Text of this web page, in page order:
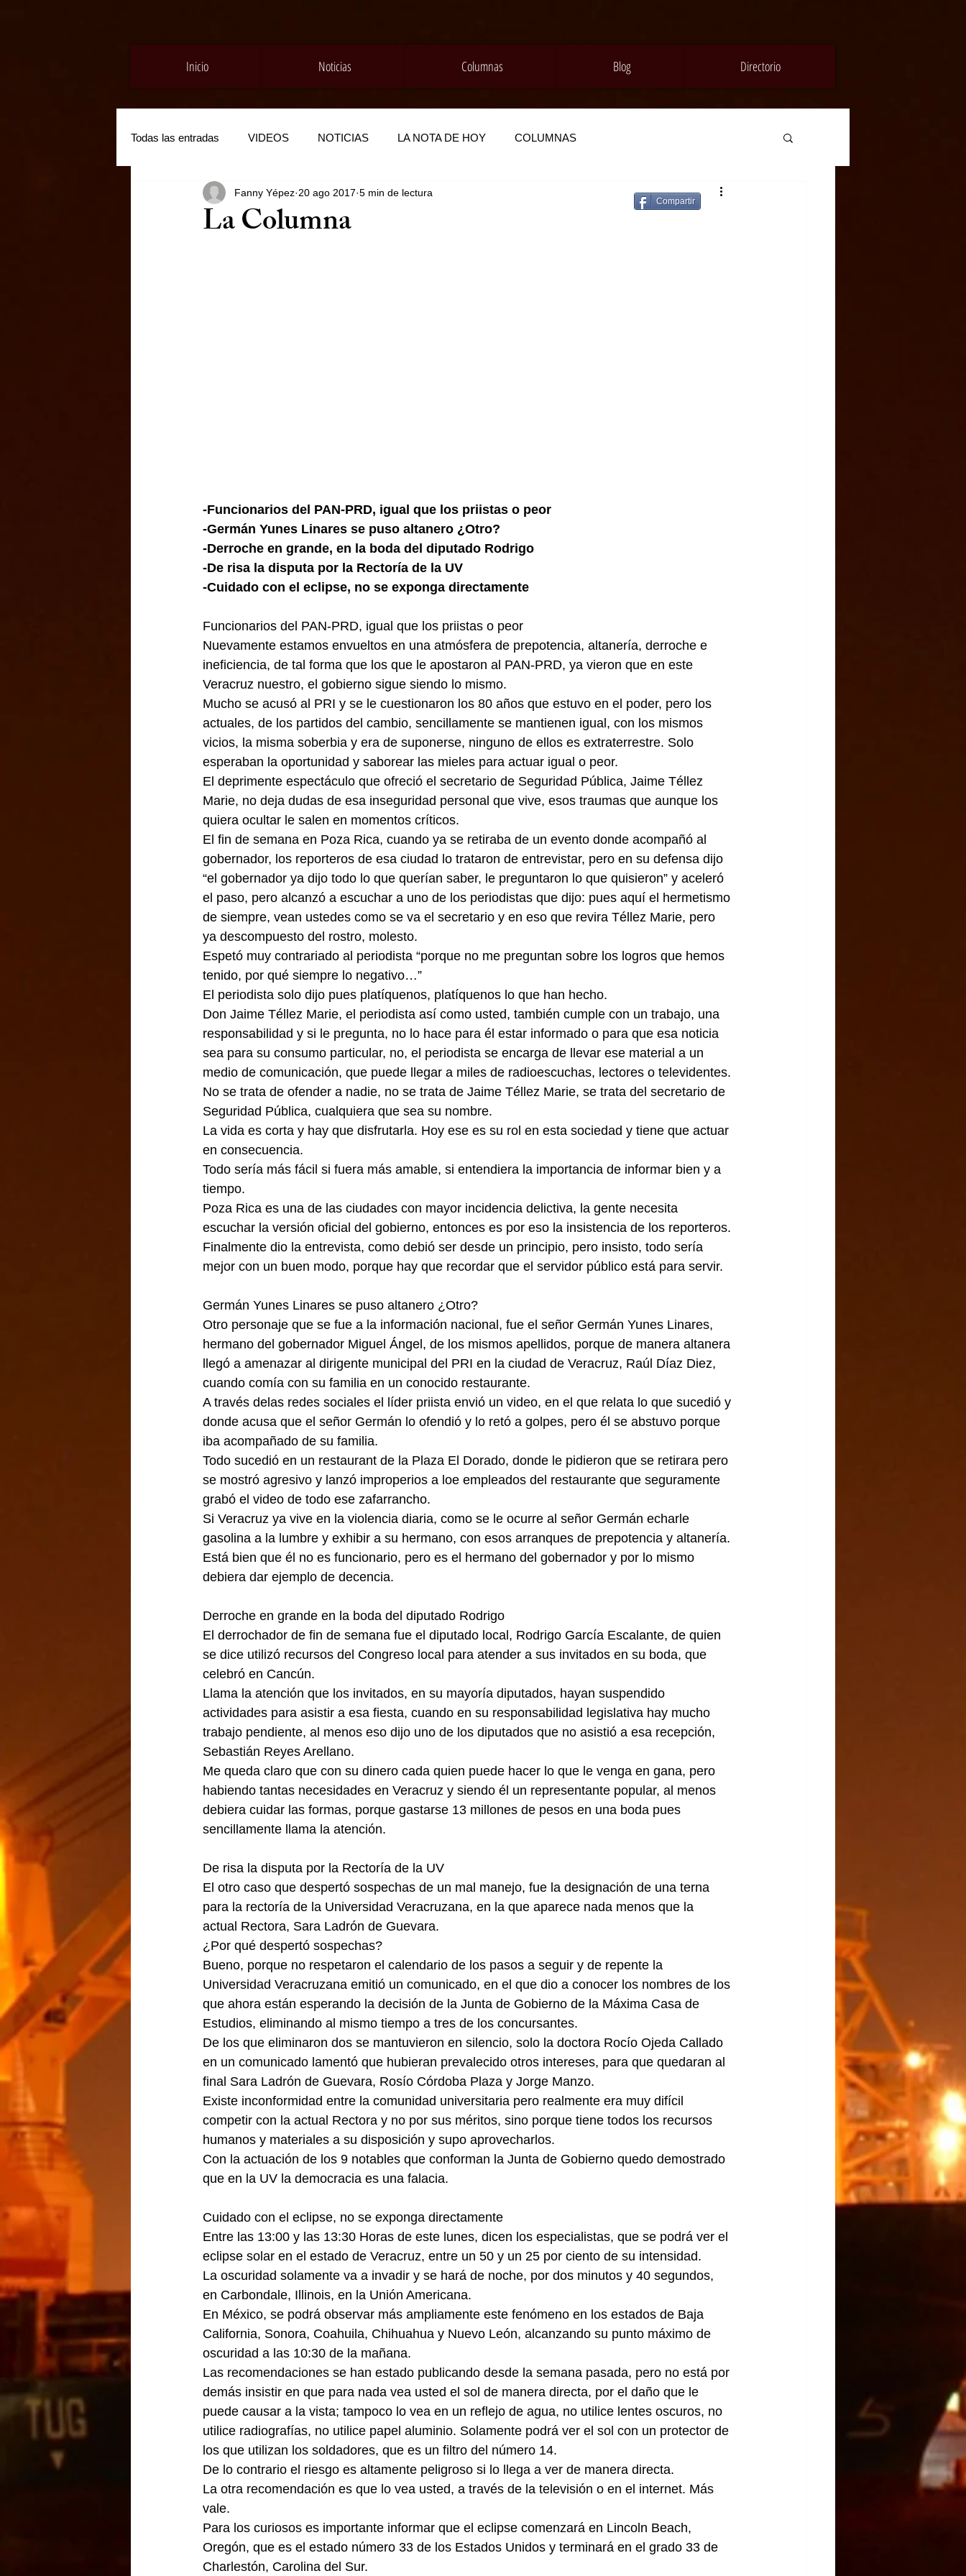
Inicio Noticias Columnas Blog Directorio
Todas las entradas VIDEOS NOTICIAS LA NOTA DE HOY COLUMNAS
La Columna
Fanny Yépez 20 ago 2017 5 min de lectura
-Funcionarios del PAN-PRD, igual que los priistas o peor
-Germán Yunes Linares se puso altanero ¿Otro?
-Derroche en grande, en la boda del diputado Rodrigo
-De risa la disputa por la Rectoría de la UV
-Cuidado con el eclipse, no se exponga directamente
Funcionarios del PAN-PRD, igual que los priistas o peor
Nuevamente estamos envueltos en una atmósfera de prepotencia, altanería, derroche e
ineficiencia, de tal forma que los que le apostaron al PAN-PRD, ya vieron que en este
Veracruz nuestro, el gobierno sigue siendo lo mismo.
Mucho se acusó al PRI y se le cuestionaron los 80 años que estuvo en el poder, pero los
actuales, de los partidos del cambio, sencillamente se mantienen igual, con los mismos
vicios, la misma soberbia y era de suponerse, ninguno de ellos es extraterrestre. Solo
esperaban la oportunidad y saborear las mieles para actuar igual o peor.
El deprimente espectáculo que ofreció el secretario de Seguridad Pública, Jaime Téllez
Marie, no deja dudas de esa inseguridad personal que vive, esos traumas que aunque los
quiera ocultar le salen en momentos críticos.
El fin de semana en Poza Rica, cuando ya se retiraba de un evento donde acompañó al
gobernador, los reporteros de esa ciudad lo trataron de entrevistar, pero en su defensa dijo
“el gobernador ya dijo todo lo que querían saber, le preguntaron lo que quisieron” y aceleró
el paso, pero alcanzó a escuchar a uno de los periodistas que dijo: pues aquí el hermetismo
de siempre, vean ustedes como se va el secretario y en eso que revira Téllez Marie, pero
ya descompuesto del rostro, molesto.
Espetó muy contrariado al periodista “porque no me preguntan sobre los logros que hemos
tenido, por qué siempre lo negativo…”
El periodista solo dijo pues platíquenos, platíquenos lo que han hecho.
Don Jaime Téllez Marie, el periodista así como usted, también cumple con un trabajo, una
responsabilidad y si le pregunta, no lo hace para él estar informado o para que esa noticia
sea para su consumo particular, no, el periodista se encarga de llevar ese material a un
medio de comunicación, que puede llegar a miles de radioescuchas, lectores o televidentes.
No se trata de ofender a nadie, no se trata de Jaime Téllez Marie, se trata del secretario de
Seguridad Pública, cualquiera que sea su nombre.
La vida es corta y hay que disfrutarla. Hoy ese es su rol en esta sociedad y tiene que actuar
en consecuencia.
Todo sería más fácil si fuera más amable, si entendiera la importancia de informar bien y a
tiempo.
Poza Rica es una de las ciudades con mayor incidencia delictiva, la gente necesita
escuchar la versión oficial del gobierno, entonces es por eso la insistencia de los reporteros.
Finalmente dio la entrevista, como debió ser desde un principio, pero insisto, todo sería
mejor con un buen modo, porque hay que recordar que el servidor público está para servir.
Germán Yunes Linares se puso altanero ¿Otro?
Otro personaje que se fue a la información nacional, fue el señor Germán Yunes Linares,
hermano del gobernador Miguel Ángel, de los mismos apellidos, porque de manera altanera
llegó a amenazar al dirigente municipal del PRI en la ciudad de Veracruz, Raúl Díaz Diez,
cuando comía con su familia en un conocido restaurante.
A través delas redes sociales el líder priista envió un video, en el que relata lo que sucedió y
donde acusa que el señor Germán lo ofendió y lo retó a golpes, pero él se abstuvo porque
iba acompañado de su familia.
Todo sucedió en un restaurant de la Plaza El Dorado, donde le pidieron que se retirara pero
se mostró agresivo y lanzó improperios a loe empleados del restaurante que seguramente
grabó el video de todo ese zafarrancho.
Si Veracruz ya vive en la violencia diaria, como se le ocurre al señor Germán echarle
gasolina a la lumbre y exhibir a su hermano, con esos arranques de prepotencia y altanería.
Está bien que él no es funcionario, pero es el hermano del gobernador y por lo mismo
debiera dar ejemplo de decencia.
Derroche en grande en la boda del diputado Rodrigo
El derrochador de fin de semana fue el diputado local, Rodrigo García Escalante, de quien
se dice utilizó recursos del Congreso local para atender a sus invitados en su boda, que
celebró en Cancún.
Llama la atención que los invitados, en su mayoría diputados, hayan suspendido
actividades para asistir a esa fiesta, cuando en su responsabilidad legislativa hay mucho
trabajo pendiente, al menos eso dijo uno de los diputados que no asistió a esa recepción,
Sebastián Reyes Arellano.
Me queda claro que con su dinero cada quien puede hacer lo que le venga en gana, pero
habiendo tantas necesidades en Veracruz y siendo él un representante popular, al menos
debiera cuidar las formas, porque gastarse 13 millones de pesos en una boda pues
sencillamente llama la atención.
De risa la disputa por la Rectoría de la UV
El otro caso que despertó sospechas de un mal manejo, fue la designación de una terna
para la rectoría de la Universidad Veracruzana, en la que aparece nada menos que la
actual Rectora, Sara Ladrón de Guevara.
¿Por qué despertó sospechas?
Bueno, porque no respetaron el calendario de los pasos a seguir y de repente la
Universidad Veracruzana emitió un comunicado, en el que dio a conocer los nombres de los
que ahora están esperando la decisión de la Junta de Gobierno de la Máxima Casa de
Estudios, eliminando al mismo tiempo a tres de los concursantes.
De los que eliminaron dos se mantuvieron en silencio, solo la doctora Rocío Ojeda Callado
en un comunicado lamentó que hubieran prevalecido otros intereses, para que quedaran al
final Sara Ladrón de Guevara, Rosío Córdoba Plaza y Jorge Manzo.
Existe inconformidad entre la comunidad universitaria pero realmente era muy difícil
competir con la actual Rectora y no por sus méritos, sino porque tiene todos los recursos
humanos y materiales a su disposición y supo aprovecharlos.
Con la actuación de los 9 notables que conforman la Junta de Gobierno quedo demostrado
que en la UV la democracia es una falacia.
Cuidado con el eclipse, no se exponga directamente
Entre las 13:00 y las 13:30 Horas de este lunes, dicen los especialistas, que se podrá ver el
eclipse solar en el estado de Veracruz, entre un 50 y un 25 por ciento de su intensidad.
La oscuridad solamente va a invadir y se hará de noche, por dos minutos y 40 segundos,
en Carbondale, Illinois, en la Unión Americana.
En México, se podrá observar más ampliamente este fenómeno en los estados de Baja
California, Sonora, Coahuila, Chihuahua y Nuevo León, alcanzando su punto máximo de
oscuridad a las 10:30 de la mañana.
Las recomendaciones se han estado publicando desde la semana pasada, pero no está por
demás insistir en que para nada vea usted el sol de manera directa, por el daño que le
puede causar a la vista; tampoco lo vea en un reflejo de agua, no utilice lentes oscuros, no
utilice radiografías, no utilice papel aluminio. Solamente podrá ver el sol con un protector de
los que utilizan los soldadores, que es un filtro del número 14.
De lo contrario el riesgo es altamente peligroso si lo llega a ver de manera directa.
La otra recomendación es que lo vea usted, a través de la televisión o en el internet. Más
vale.
Para los curiosos es importante informar que el eclipse comenzará en Lincoln Beach,
Oregón, que es el estado número 33 de los Estados Unidos y terminará en el grado 33 de
Charlestón, Carolina del Sur.
Compartir